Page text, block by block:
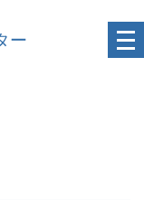
ー